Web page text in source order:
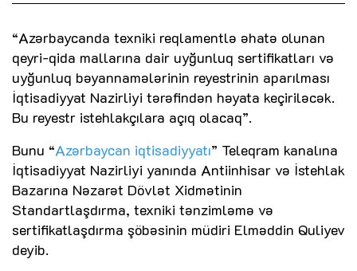
“Azərbaycanda texniki reqlamentlə əhatə olunan
qeyri-qida mallarına dair uyğunluq sertifikatları və
uyğunluq bəyannamələrinin reyestrinin aparılması
İqtisadiyyat Nazirliyi tərəfindən həyata keçiriləcək.
Bu reyestr istehlakçılara açıq olacaq”.
Bunu “Azərbaycan iqtisadiyyatı” Teleqram kanalına
İqtisadiyyat Nazirliyi yanında Antiinhisar və İstehlak
Bazarına Nəzarət Dövlət Xidmətinin
Standartlaşdırma, texniki tənzimləmə və
sertifikatlaşdırma şöbəsinin müdiri Elməddin Quliyev
deyib.